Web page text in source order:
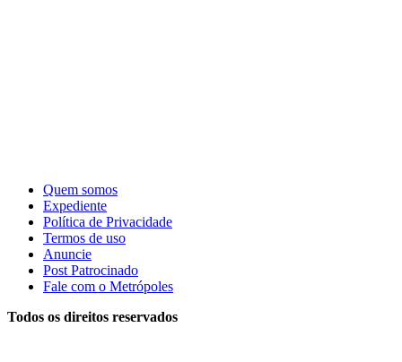
Quem somos
Expediente
Política de Privacidade
Termos de uso
Anuncie
Post Patrocinado
Fale com o Metrópoles
Todos os direitos reservados